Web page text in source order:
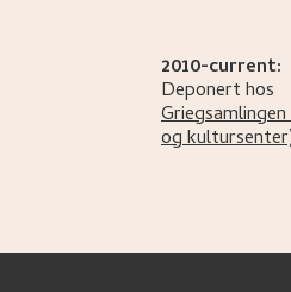
2010-current:
Deponert hos
og